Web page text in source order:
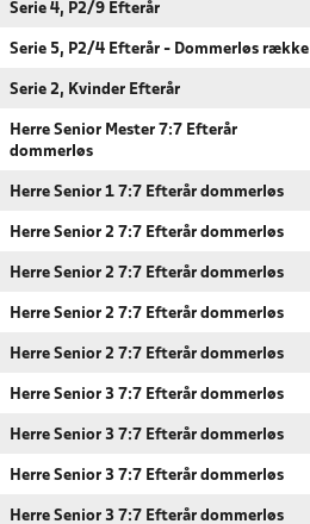
Serie 4, P2/9 Efterår
Serie 5, P2/4 Efterår - Dommerløs række
Serie 2, Kvinder Efterår
Herre Senior Mester 7:7 Efterår
dommerløs
Herre Senior 1 7:7 Efterår dommerløs
Herre Senior 2 7:7 Efterår dommerløs
Herre Senior 2 7:7 Efterår dommerløs
Herre Senior 2 7:7 Efterår dommerløs
Herre Senior 2 7:7 Efterår dommerløs
Herre Senior 3 7:7 Efterår dommerløs
Herre Senior 3 7:7 Efterår dommerløs
Herre Senior 3 7:7 Efterår dommerløs
Herre Senior 3 7:7 Efterår dommerløs